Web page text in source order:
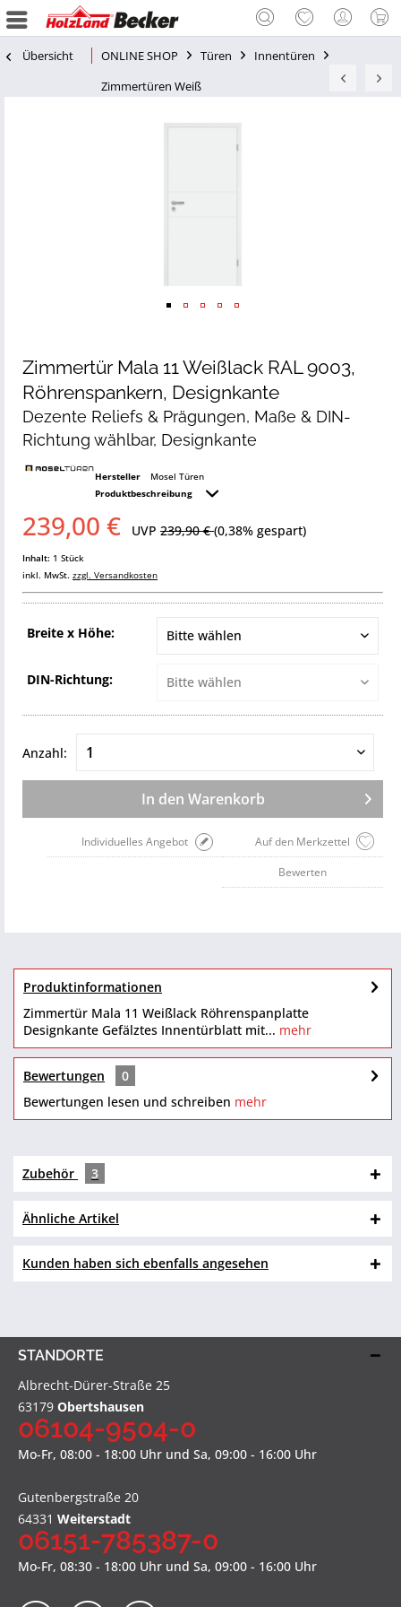
Übersicht ONLINE SHOP Türen
Innentüren
Zimmertüren Weiß
Zimmertür Mala 11 Weißlack RAL 9003,
Röhrenspankern, Designkante
Dezente Reliefs & Prägungen, Maße & DIN-
Richtung wählbar, Designkante
Hersteller
Mosel Türen
Produktbeschreibung
239,00 € UVP 239,90 €(0,38% gespart)
Inhalt: 1 Stück
inkl. MwSt. zzgl. Versandkosten
Breite x Höhe:
DIN-Richtung:
Anzahl:
In den Warenkorb
Auf den Merkzettel
Individuelles Angebot
Bewerten
Produktinformationen
Zimmertür Mala 11 Weißlack Röhrenspanplatte
Designkante Gefälztes Innentürblatt mit... mehr
Bewertungen
0
Bewertungen lesen und schreiben mehr
Zubehör 3
Ähnliche Artikel
Kunden haben sich ebenfalls angesehen
STANDORTE
Albrecht-Dürer-Straße 25
63179 Obertshausen
06104-9504-0
Mo-Fr, 08:00 - 18:00 Uhr und Sa, 09:00 - 16:00 Uhr
Gutenbergstraße 20
64331 Weiterstadt
06151-785387-0
Mo-Fr, 08:30 - 18:00 Uhr und Sa, 09:00 - 16:00 Uhr